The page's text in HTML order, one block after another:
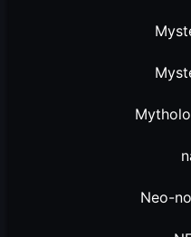
Neo-